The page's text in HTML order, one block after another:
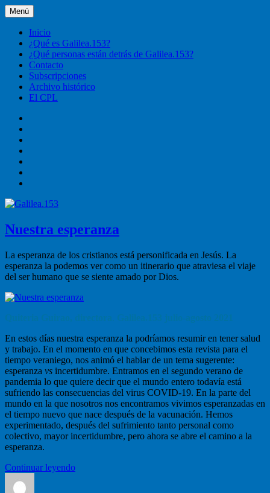
Ir
al
contenido
Galilea.153
Liturgia, pastoral, vida cristiana
Menú
Inicio
¿Qué es Galilea.153?
¿Qué personas están detrás de Galilea.153?
Contacto
Subscripciones
Archivo histórico
El CPL
Nuestra esperanza
La esperanza de los cristianos está personificada en Jesús. La
esperanza la podemos ver como un itinerario que atraviesa el viaje
del ser humano que se siente amado por Dios.
En estos días nuestra esperanza la podríamos resumir en tener salud
y trabajo. En el momento en que concebimos esta revista para el
tiempo veraniego, nos animó el hablar de un tema sugerente:
esperanza vs incertidumbre. Entramos en el segundo verano de
pandemia lo que quiere decir que el mundo entero todavía está
sufriendo las consecuencias del virus COVID-19. En la parte del
mundo en la que nosotros nos encontramos vivimos esperanzadas en
el tiempo nuevo que nace después de la vacunación. Hemos
experimentado, después del sufrimiento tanto personal como
colectivo, mayor incertidumbre, pero ahora se abre el camino a la
esperanza.
Continuar leyendo“Nuestra